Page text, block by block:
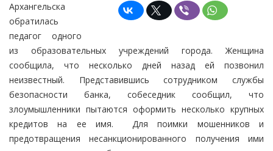
Архангельска
обратилась
педагог одного
из образовательных учреждений города. Женщина
сообщила, что несколько дней назад ей позвонил
неизвестный. Представившись сотрудником службы
безопасности банка, собеседник сообщил, что
злоумышленники пытаются оформить несколько крупных
кредитов на ее имя. Для поимки мошенников и
предотвращения несанкционированного получения ими